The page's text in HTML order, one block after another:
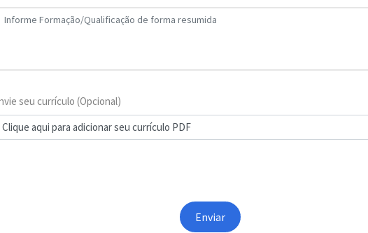
seu currículo (Opcional)
Clique aqui para adicionar seu currículo PDF